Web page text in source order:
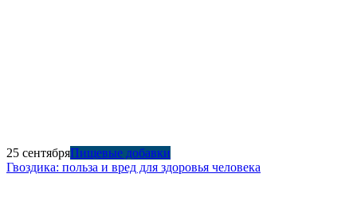
25 сентябряПищевые добавки
Гвоздика: польза и вред для здоровья человека